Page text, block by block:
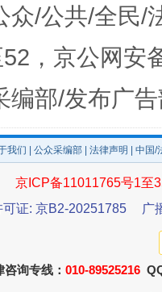
众/公共/全民/
，京公网安
编部/发布广
我们 公众采编部 法律声明 | 中国
京ICP备11011765号1至
可证: 京B2-20251785
广
询专线： 010-89525216